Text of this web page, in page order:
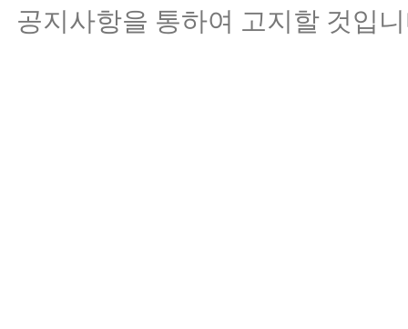
공지사항을 통하여 고지할 것입